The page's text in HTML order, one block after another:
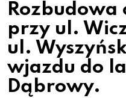
Rozbudowa
przy ul.
ul.
wjazdu do
Dąbrowy.